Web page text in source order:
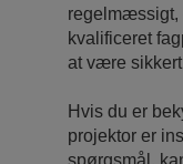
regelmæssigt,
kvalificeret
at være
Hvis du er
projektor er
spørgsmål,